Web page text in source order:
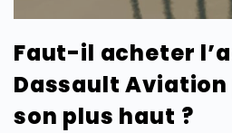
SECTIONS
Faut-il acheter
Dassault
son plus haut ?